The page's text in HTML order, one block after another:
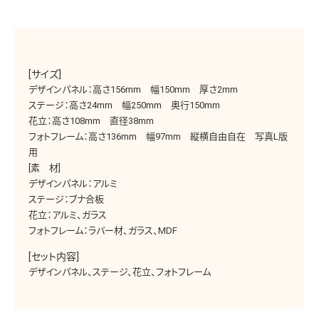
[サイズ]
デザインパネル：高さ156mm 幅150mm 厚さ2mm
ステージ：高さ24mm 幅250mm 奥行150mm
花立：高さ108mm 直径38mm
フォトフレーム：高さ136mm 幅97mm 縦横自由自在 写真L版
用
[素 材]
デザインパネル：アルミ
ステージ：ブナ合板
花立：アルミ、ガラス
フォトフレーム：ラバー材、ガラス、MDF
[セット内容]
デザインパネル、ステージ、花立、フォトフレーム